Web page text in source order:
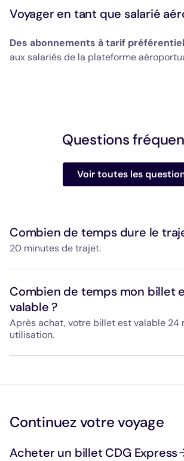
Voyager en tant que salarié
Des abonnements à tarif préférentiel
aux salariés de la plateforme
Questions
Voir toutes les
Combien de temps dure le
20 minutes de trajet.
Charles de Gaulle dure 20 minutes,
intermédiaire.
Combien de temps mon billet
valable ?
Après achat, votre billet est valable 24
utilisation.
dans les 90 jours après la validation de
Continuez votre voyage
Acheter un billet CDG Express